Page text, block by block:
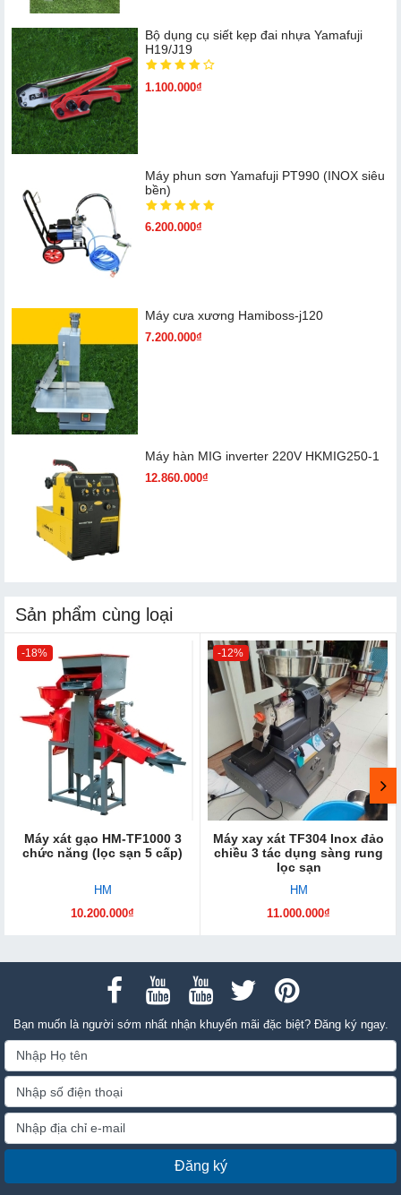
Bộ dụng cụ siết kẹp đai nhựa Yamafuji
H19/J19
1.100.000₫
Máy phun sơn Yamafuji PT990 (INOX siêu
bền)
6.200.000₫
Máy cưa xương Hamiboss-j120
7.200.000₫
Máy hàn MIG inverter 220V HKMIG250-1
12.860.000₫
Sản phẩm cùng loại
-18%
Máy xát gạo HM-TF1000 3
chức năng (lọc sạn 5 cấp)
HM
10.200.000₫
-12%
Máy xay xát TF304 Inox đảo
chiều 3 tác dụng sàng rung
lọc sạn
HM
11.000.000₫
Bạn muốn là người sớm nhất nhận khuyến mãi đặc biệt? Đăng ký ngay.
Đăng ký